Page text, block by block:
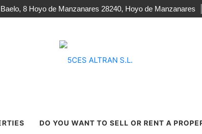
8 Hoyo de Manzanares 28240, Hoyo de Manzanares
DO YOU WANT TO SELL OR RENT A